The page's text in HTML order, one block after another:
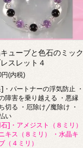
ューブと色石のミック
スレット４
円(内税)
・パートナーの浮気防止 ・
障害を乗り越える ・悪縁
切る ・厄除け/魔除け ・
い
]・アメジスト（８ミリ）
キス（８ミリ） ・水晶キ
（４ミリ）